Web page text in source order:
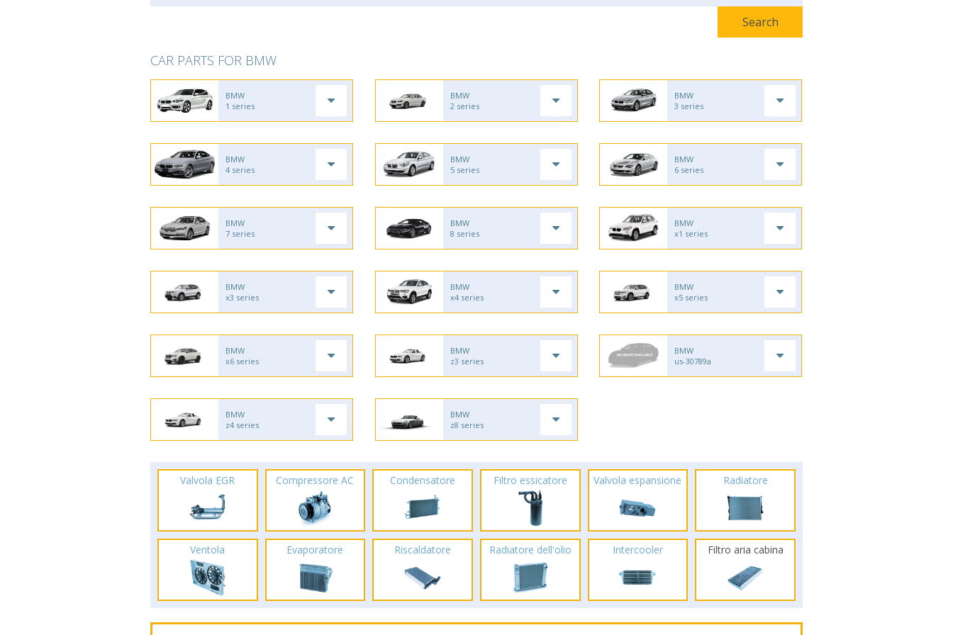
CAR PARTS FOR BMW
BMW
1 series
BMW
2 series
BMW
3 series
BMW
4 series
BMW
5 series
BMW
6 series
BMW
7 series
BMW
8 series
BMW
x1 series
BMW
x3 series
BMW
x4 series
BMW
x5 series
BMW
x6 series
BMW
z3 series
BMW
us-30789a
BMW
z4 series
BMW
z8 series
Valvola EGR Compressore AC Condensatore Filtro essicatore Valvola espansione Radiatore
Ventola Evaporatore Riscaldatore Radiatore dell'olio Intercooler Filtro aria cabina